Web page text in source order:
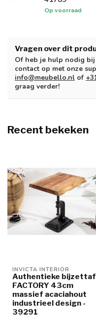
Op voorraad
Vragen over dit
Of heb je hulp nodig
contact op met onze
info@meubello.nl of
graag verder!
Recent bekeken
INVICTA INTERIOR
Authentieke
FACTORY 43cm
massief acaciahout
industrieel design -
39291